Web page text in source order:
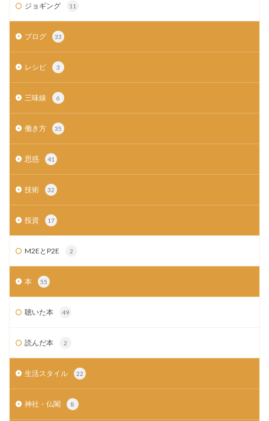
ジョギング 11
ブログ 33
レシピ 3
三味線 6
働き方 35
思惑 41
技術 32
投資 17
M2EとP2E 2
本 55
聴いた本 49
読んだ本 2
生活スタイル 22
神社・仏閣 8